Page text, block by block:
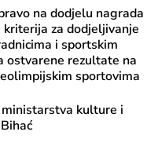
na dodjelu nagrada
za dodjeljivanje
i sportskim
ostvarene rezultate na
sportovima
kulture i